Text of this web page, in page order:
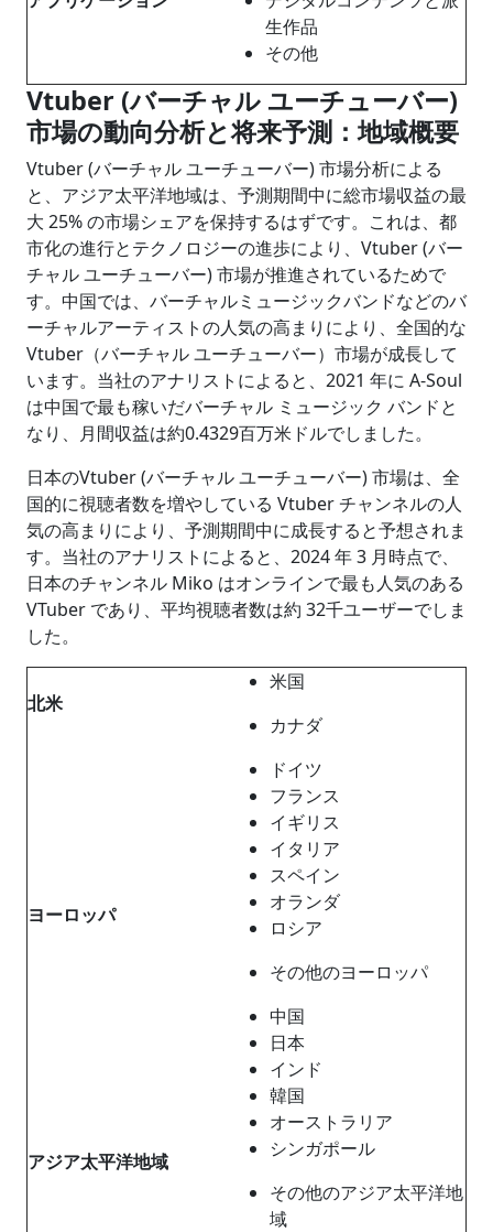
生作品
その他
Vtuber (バーチャル ユーチューバー)
市場の動向分析と将来予測：地域概要
Vtuber (バーチャル ユーチューバー) 市場分析による
と、アジア太平洋地域は、予測期間中に総市場収益の最
大 25% の市場シェアを保持するはずです。これは、都
市化の進行とテクノロジーの進歩により、Vtuber (バー
チャル ユーチューバー) 市場が推進されているためで
す。中国では、バーチャルミュージックバンドなどのバ
ーチャルアーティストの人気の高まりにより、全国的な
Vtuber（バーチャル ユーチューバー）市場が成長して
います。当社のアナリストによると、2021 年に A-Soul
は中国で最も稼いだバーチャル ミュージック バンドと
なり、月間収益は約0.4329百万米ドルでしました。
日本のVtuber (バーチャル ユーチューバー) 市場は、全
国的に視聴者数を増やしている Vtuber チャンネルの人
気の高まりにより、予測期間中に成長すると予想されま
す。当社のアナリストによると、2024 年 3 月時点で、
日本のチャンネル Miko はオンラインで最も人気のある
VTuber であり、平均視聴者数は約 32千ユーザーでしま
した。
北米
米国
カナダ
ヨーロッパ
ドイツ
フランス
イギリス
イタリア
スペイン
オランダ
ロシア
その他のヨーロッパ
アジア太平洋地域
中国
日本
インド
韓国
オーストラリア
シンガポール
その他のアジア太平洋地
域